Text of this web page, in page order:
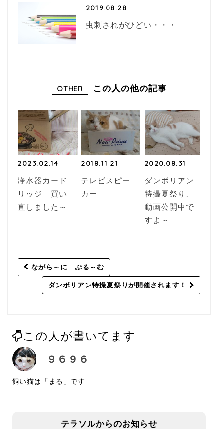
2019.08.28
虫刺されがひどい・・・
OTHER この人の他の記事
2023.02.14
浄水器カード
リッジ 買い
直しました～
2018.11.21
テレビスピー
カー
2020.08.31
ダンボリアン
特撮夏祭り、
動画公開中で
すよ～
Post
navigation
ながら～に ぷる～む
ダンボリアン特撮夏祭りが開催されます！
この人が書いてます
９６９６
飼い猫は「まる」です
テラソルからのお知らせ